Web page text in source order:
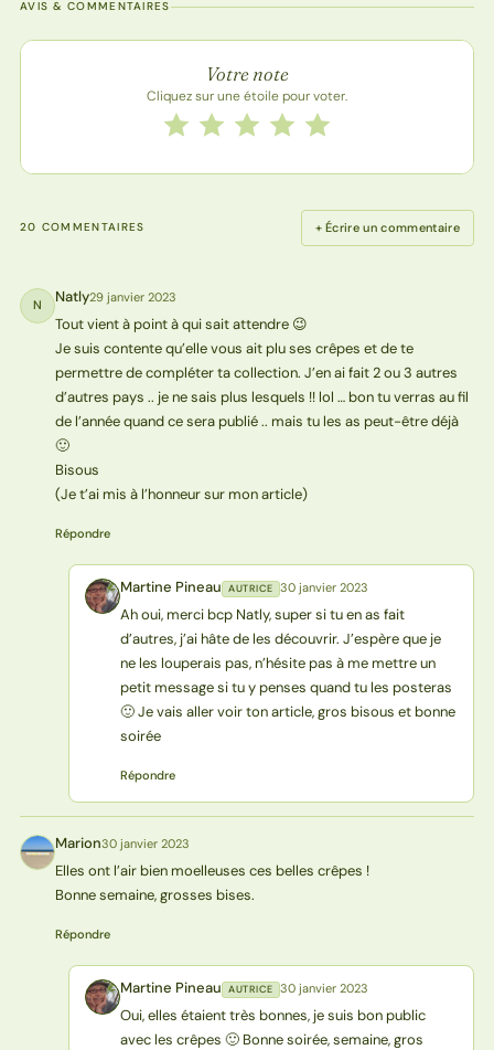
AVIS & COMMENTAIRES
Note de la recette
Votre note
Cliquez sur une étoile pour voter.
Notez cette recette de 1 à 5 étoiles
5 étoiles
4 étoiles
3 étoiles
2 étoiles
1 étoile
20 COMMENTAIRES + Écrire un commentaire
N Natly29 janvier 2023
Tout vient à point à qui sait attendre 😉
Je suis contente qu’elle vous ait plu ses crêpes et de te
permettre de compléter ta collection. J’en ai fait 2 ou 3 autres
d’autres pays .. je ne sais plus lesquels !! lol … bon tu verras au fil
de l’année quand ce sera publié .. mais tu les as peut-être déjà
🙂
Bisous
(Je t’ai mis à l’honneur sur mon article)
Répondre
MP Martine Pineau AUTRICE 30 janvier 2023
Ah oui, merci bcp Natly, super si tu en as fait
d’autres, j’ai hâte de les découvrir. J’espère que je
ne les louperais pas, n’hésite pas à me mettre un
petit message si tu y penses quand tu les posteras
🙂 Je vais aller voir ton article, gros bisous et bonne
soirée
Répondre
M Marion30 janvier 2023
Elles ont l’air bien moelleuses ces belles crêpes !
Bonne semaine, grosses bises.
Répondre
MP Martine Pineau AUTRICE 30 janvier 2023
Oui, elles étaient très bonnes, je suis bon public
avec les crêpes 🙂 Bonne soirée, semaine, gros